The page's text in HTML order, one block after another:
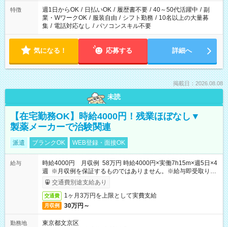
特徴 週1日からOK / 日払いOK / 履歴書不要 / 40～50代活躍中 / 副
業・WワークOK / 服装自由 / シフト勤務 / 10名以上の大量募
集 / 電話対応なし / パソコンスキル不要
気になる！ 応募する 詳細へ
掲載日：2026.08.08
未読
【在宅勤務OK】時給4000円！残業ほぼなし▼
製薬メーカーで治験関連
派遣 ブランクOK WEB登録・面接OK
給与
時給4000円 月収例 58万円 時給4000円×実働7h15m×週5日×4
週 ※月収例を保証するものではありません。※給与即受取りサ
ービス利用可（利用条件有）
交通費別途支給あり
交通費 1ヶ月3万円を上限として実費支給
月収例 30万円～
勤務地
東京都文京区